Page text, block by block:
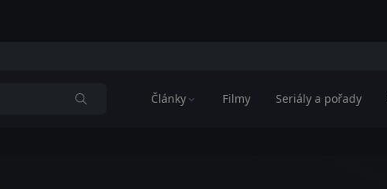
Články Filmy Seriály a pořady